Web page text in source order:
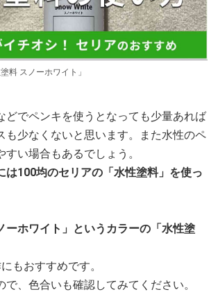
料 スノーホワイト」
どでペンキを使うとなっても少量あれば
も少なくないと思います。また水性のペ
すい場合もあるでしょう。
は100均のセリアの「水性塗料」を使っ
ーホワイト」というカラーの「水性塗
もおすすめです。
で、色合いも確認してみてください。